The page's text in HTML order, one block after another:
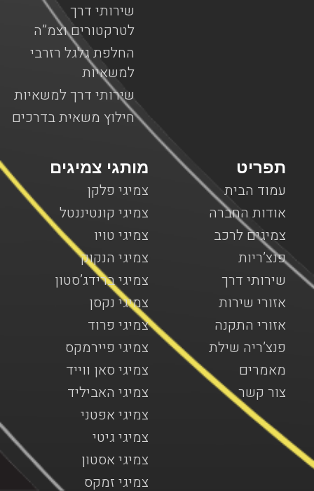
שירותי דרך
לטרקטורים וצמ”ה
החלפת גלגל רזרבי
למשאיות
שירותי דרך למשאיות
חילוץ משאית בדרכים
מותגי צמיגים
צמיגי פלקן
צמיגי קונטיננטל
צמיגי טויו
צמיגי הנקוק
צמיגי ברידג’סטון
צמיגי נקסן
צמיגי פרוד
צמיגי פיירמקס
צמיגי סאן ווייד
צמיגי האביליד
צמיגי אפטני
צמיגי גיטי
צמיגי אסטון
צמיגי זמקס
תפריט
עמוד הבית
אודות החברה
צמיגים לרכב
פנצ’ריות
שירותי דרך
אזורי שירות
אזורי התקנה
פנצ’ריה שילת
מאמרים
צור קשר